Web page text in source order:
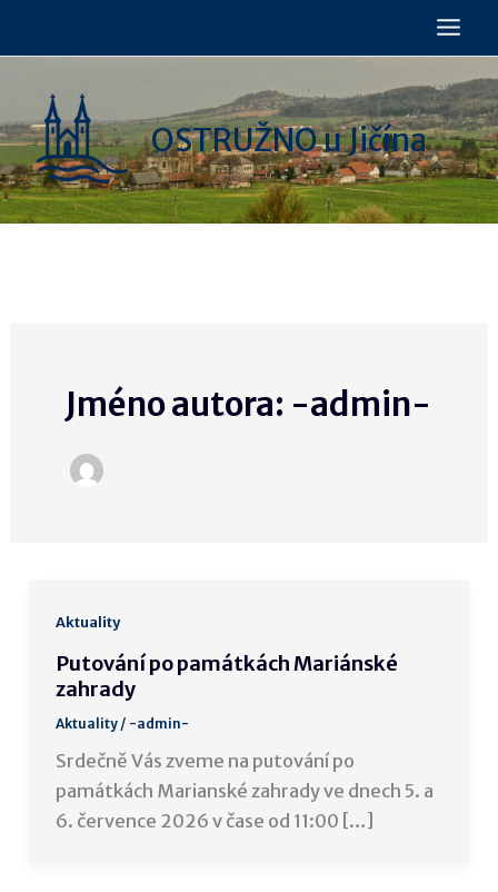
OSTRUŽNO u Jičína
Jméno autora: -admin-
Aktuality
Putování po památkách Mariánské
zahrady
Aktuality/ -admin-
Srdečně Vás zveme na putování po
památkách Marianské zahrady ve dnech 5. a
6. července 2026 v čase od 11:00 […]